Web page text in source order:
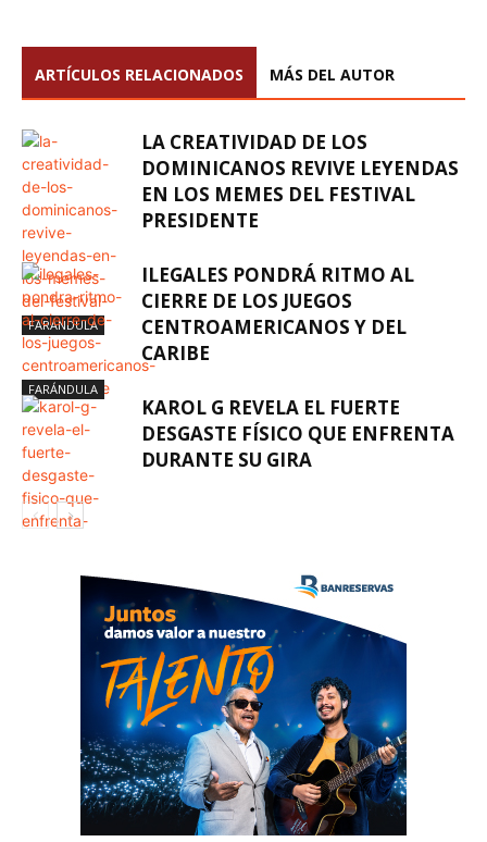
ARTÍCULOS RELACIONADOS MÁS DEL AUTOR
FARÁNDULA
LA CREATIVIDAD DE LOS
DOMINICANOS REVIVE LEYENDAS
EN LOS MEMES DEL FESTIVAL
PRESIDENTE
FARÁNDULA
ILEGALES PONDRÁ RITMO AL
CIERRE DE LOS JUEGOS
CENTROAMERICANOS Y DEL
CARIBE
KAROL G REVELA EL FUERTE
DESGASTE FÍSICO QUE ENFRENTA
DURANTE SU GIRA